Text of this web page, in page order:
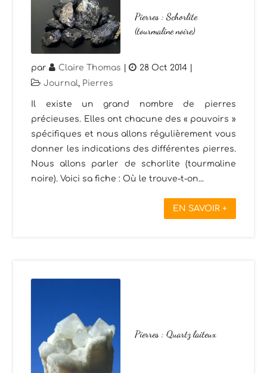
Pierres : Schorlite
(tourmaline noire)
par Claire Thomas | 28 Oct 2014
Journal, Pierres
Il existe un grand nombre de pierres
précieuses. Elles ont chacune des « pouvoirs »
spécifiques et nous allons régulièrement vous
donner les indications des différentes pierres.
Nous allons parler de schorlite (tourmaline
noire). Voici sa fiche : Où le trouve-t-on...
EN SAVOIR +
Pierres : Quartz laiteux